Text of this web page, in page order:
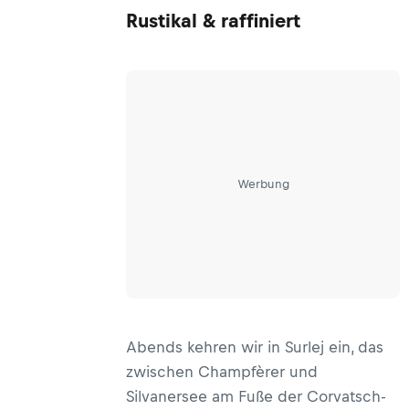
Rustikal & raffiniert
Werbung
Abends kehren wir in Surlej ein, das
zwischen Champfèrer und
Silvanersee am Fuße der Corvatsch-